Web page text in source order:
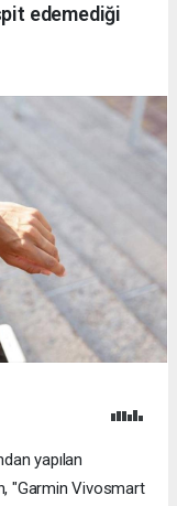
edemediği
yapılan
"Garmin Vivosmart